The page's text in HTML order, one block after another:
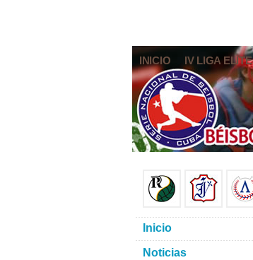
INICIO IV LIGA ELITE
Inicio
Noticias